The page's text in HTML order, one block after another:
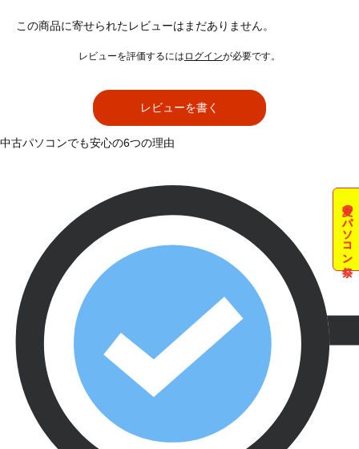
この商品に寄せられたレビューはまだありません。
レビューを評価するには ログインが必要です。
レビューを書く
夏のパソコン祭
中古パソコンでも安心の6つの理由